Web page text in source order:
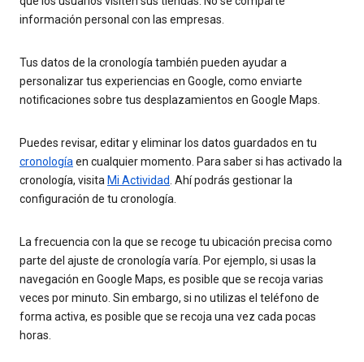
información personal con las empresas.
Tus datos de la cronología también pueden ayudar a
personalizar tus experiencias en Google, como enviarte
notificaciones sobre tus desplazamientos en Google Maps.
Puedes revisar, editar y eliminar los datos guardados en tu
cronologíaen cualquier momento. Para saber si has activado la
cronología, visita Mi Actividad. Ahí podrás gestionar la
configuración de tu cronología.
La frecuencia con la que se recoge tu ubicación precisa como
parte del ajuste de cronología varía. Por ejemplo, si usas la
navegación en Google Maps, es posible que se recoja varias
veces por minuto. Sin embargo, si no utilizas el teléfono de
forma activa, es posible que se recoja una vez cada pocas
horas.